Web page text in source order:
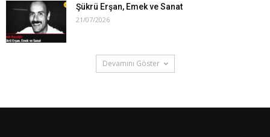
Şükrü Erşan, Emek ve Sanat
21/07/2026
Devamını Göster